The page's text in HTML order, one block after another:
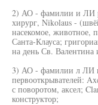
2) АО - фамилии и ЛИ
хирург, Nikolaus -
насекомое, животное,
Санта-Клауса;
на день Св. Валентина
3) АО - фамилии л ЛИ
первооткрывателей:
с поворотом, аксел;
конструктор;